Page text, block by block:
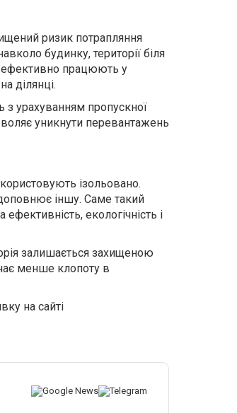
ризик потрапляння
будинку, території біля
ефективно працюють у
ділянці.
з урахуванням пропускної
уникнути перевантажень
ізольовано.
іншу. Саме такий
екологічність і
залишається захищеною
менше клопоту в
на сайті